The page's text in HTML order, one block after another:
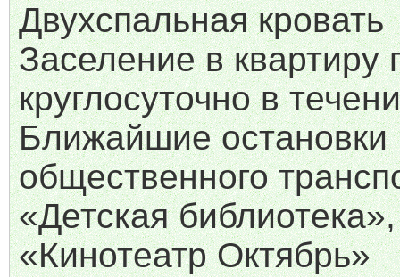
Двухспальная кровать
Заселение в квартиру
круглосуточно в
Ближайшие остановки
общественного
«Детская библиотека»,
«Кинотеатр Октябрь»